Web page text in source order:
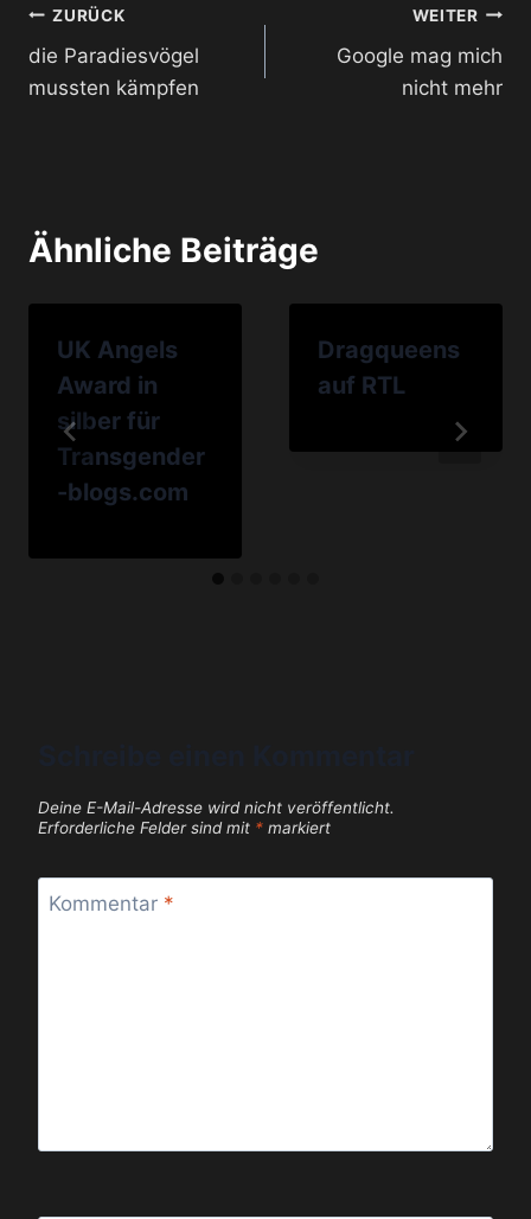
Beitragsnavigation
ZURÜCK
die Paradiesvögel
mussten kämpfen
WEITER
Google mag mich
nicht mehr
Ähnliche Beiträge
UK Angels
Award in
silber für
Transgender
-blogs.com
Dragqueens
auf RTL
Deine E-Mail-Adresse wird nicht veröffentlicht.
Erforderliche Felder sind mit * markiert
Kommentar *